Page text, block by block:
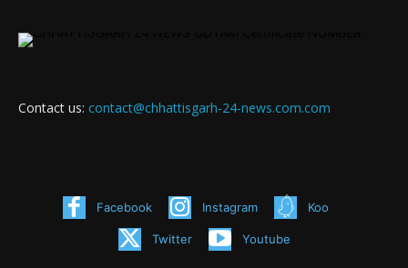
Contact us: contact@chhattisgarh-24-news.com.com
Facebook Instagram Koo
Twitter Youtube